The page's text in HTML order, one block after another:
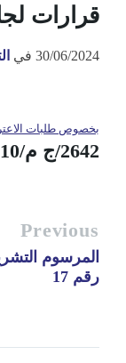
قرارات
30/06/2024 في
بخصوص طلبات
2642/ج م/10 /5
Previous
المرسوم
رقم 17